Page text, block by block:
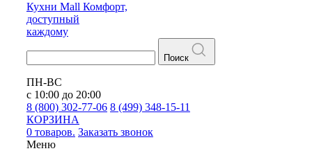
Кухни Mall Комфорт,
доступный
каждому
Поиск
ПН-ВС
с 10:00 до 20:00
8 (800) 302-77-06 8 (499) 348-15-11
КОРЗИНА
0 товаров. Заказать звонок
Меню